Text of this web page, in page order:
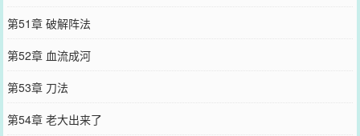
第51章 破解阵法
第52章 血流成河
第53章 刀法
第54章 老大出来了